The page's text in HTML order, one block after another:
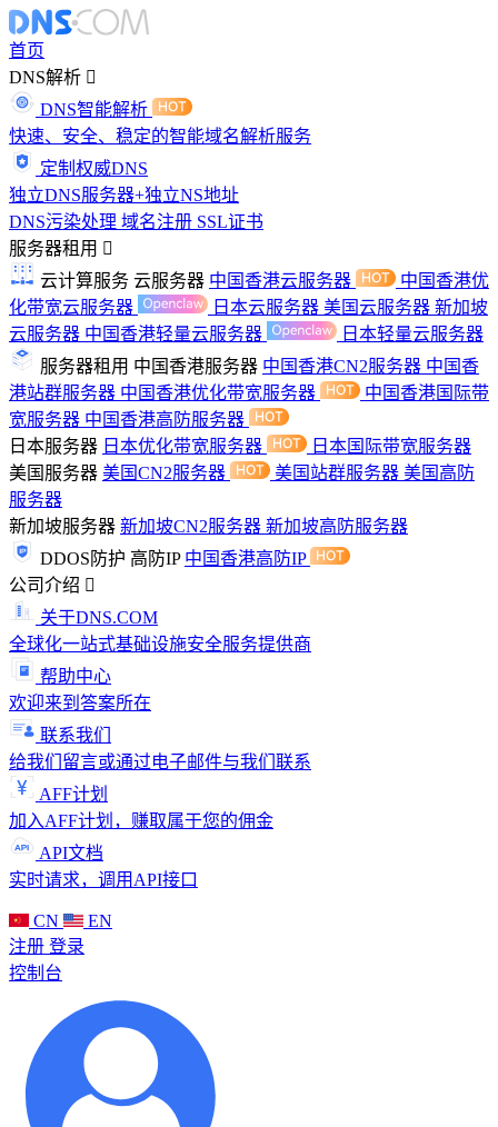
首页
DNS解析
DNS智能解析
快速、安全、稳定的智能域名解析服务
定制权威DNS
独立DNS服务器+独立NS地址
DNS污染处理 域名注册 SSL证书
服务器租用
云计算服务 云服务器 中国香港云服务器
中国香港优
化带宽云服务器
日本云服务器 美国云服务器 新加坡
云服务器 中国香港轻量云服务器
日本轻量云服务器
服务器租用 中国香港服务器 中国香港CN2服务器 中国香
港站群服务器 中国香港优化带宽服务器
中国香港国际带
宽服务器 中国香港高防服务器
日本服务器 日本优化带宽服务器
日本国际带宽服务器
美国服务器 美国CN2服务器 美国站群服务器 美国高防
服务器
新加坡服务器 新加坡CN2服务器 新加坡高防服务器
DDOS防护 高防IP 中国香港高防IP
公司介绍
关于DNS.COM
全球化一站式基础设施安全服务提供商
帮助中心
欢迎来到答案所在
联系我们
给我们留言或通过电子邮件与我们联系
AFF计划
加入AFF计划，赚取属于您的佣金
API文档
实时请求，调用API接口
CN
EN
注册 登录
控制台